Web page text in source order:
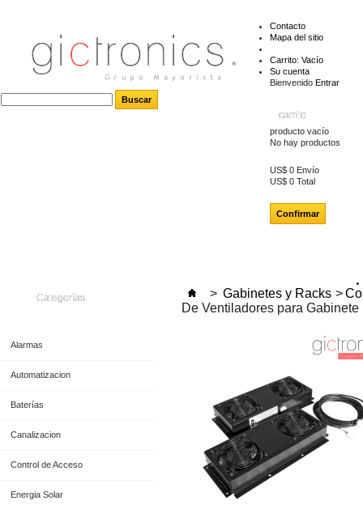
Contacto
Mapa del sitio
Carrito: Vacío
Su cuenta
Bienvenido Entrar
carrito
producto vacío
No hay productos
US$ 0 Envío
US$ 0 Total
Confirmar
Categorías
Alarmas
Automatizacion
Baterías
Canalizacion
Control de Acceso
Energia Solar
> Gabinetes y Racks >
De Ventiladores para Gabinete